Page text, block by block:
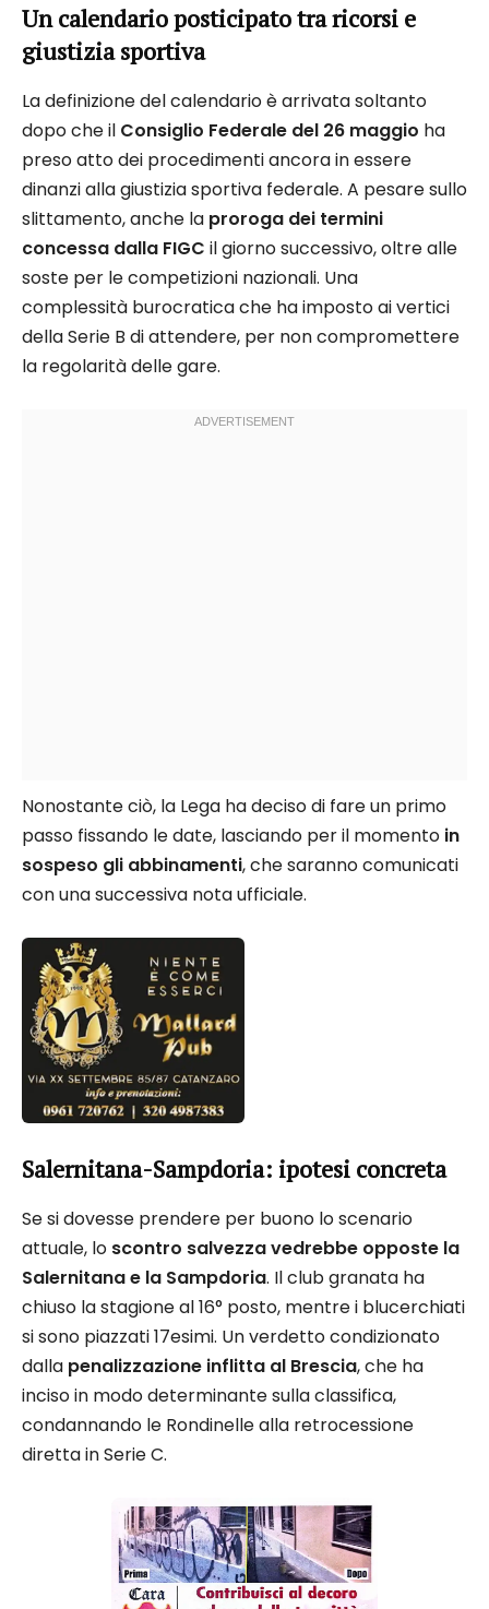
Un calendario posticipato tra ricorsi e
giustizia sportiva
La definizione del calendario è arrivata soltanto
dopo che il Consiglio Federale del 26 maggio ha
preso atto dei procedimenti ancora in essere
dinanzi alla giustizia sportiva federale. A pesare sullo
slittamento, anche la proroga dei termini
concessa dalla FIGC il giorno successivo, oltre alle
soste per le competizioni nazionali. Una
complessità burocratica che ha imposto ai vertici
della Serie B di attendere, per non compromettere
la regolarità delle gare.
Nonostante ciò, la Lega ha deciso di fare un primo
passo fissando le date, lasciando per il momento in
sospeso gli abbinamenti, che saranno comunicati
con una successiva nota ufficiale.
Salernitana-Sampdoria: ipotesi concreta
Se si dovesse prendere per buono lo scenario
attuale, lo scontro salvezza vedrebbe opposte la
Salernitana e la Sampdoria. Il club granata ha
chiuso la stagione al 16° posto, mentre i blucerchiati
si sono piazzati 17esimi. Un verdetto condizionato
dalla penalizzazione inflitta al Brescia, che ha
inciso in modo determinante sulla classifica,
condannando le Rondinelle alla retrocessione
diretta in Serie C.